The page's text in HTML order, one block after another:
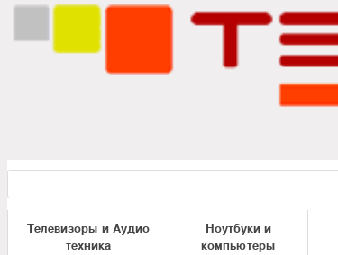
Телевизоры и Аудио
техника
Ноутбуки и
компьютеры